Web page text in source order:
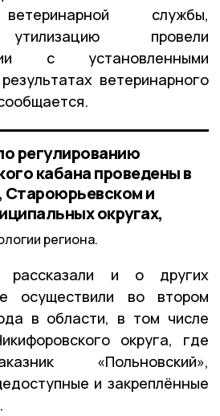
службы,
провели
с установленными
ветеринарного
регулированию
кабана проведены в
и
округах,
региона.
рассказали и о других
осуществили во втором
в области, в том числе
округа, где
«Польновский»,
и закреплённые